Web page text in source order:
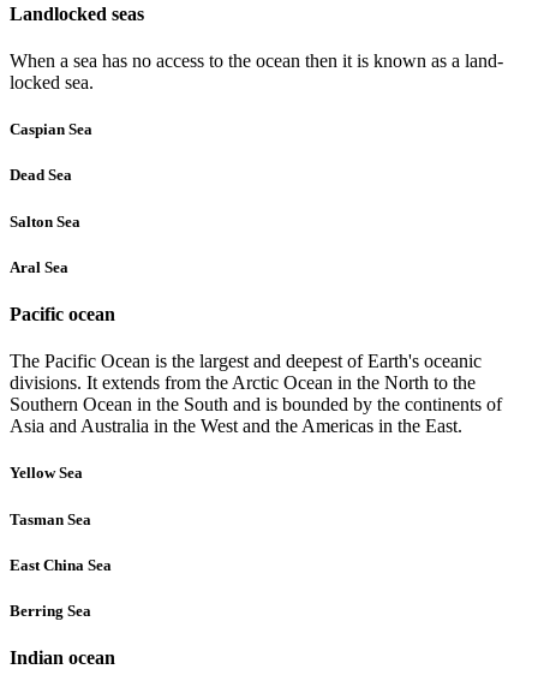
Landlocked seas
When a sea has no access to the ocean then it is known as a land-
locked sea.
Caspian Sea
Dead Sea
Salton Sea
Aral Sea
Pacific ocean
The Pacific Ocean is the largest and deepest of Earth's oceanic
divisions. It extends from the Arctic Ocean in the North to the
Southern Ocean in the South and is bounded by the continents of
Asia and Australia in the West and the Americas in the East.
Yellow Sea
Tasman Sea
East China Sea
Berring Sea
Indian ocean